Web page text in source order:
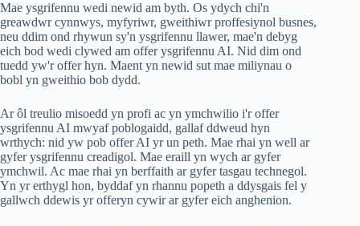
Mae ysgrifennu wedi newid am byth. Os ydych chi'n
greawdwr cynnwys, myfyriwr, gweithiwr proffesiynol busnes,
neu ddim ond rhywun sy'n ysgrifennu llawer, mae'n debyg
eich bod wedi clywed am offer ysgrifennu AI. Nid dim ond
tuedd yw'r offer hyn. Maent yn newid sut mae miliynau o
bobl yn gweithio bob dydd.
Ar ôl treulio misoedd yn profi ac yn ymchwilio i'r offer
ysgrifennu AI mwyaf poblogaidd, gallaf ddweud hyn
wrthych: nid yw pob offer AI yr un peth. Mae rhai yn well ar
gyfer ysgrifennu creadigol. Mae eraill yn wych ar gyfer
ymchwil. Ac mae rhai yn berffaith ar gyfer tasgau technegol.
Yn yr erthygl hon, byddaf yn rhannu popeth a ddysgais fel y
gallwch ddewis yr offeryn cywir ar gyfer eich anghenion.